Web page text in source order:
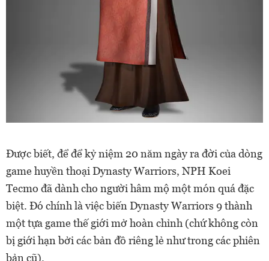
Được biết, để để kỷ niệm 20 năm ngày ra đời của dòng
game huyền thoại Dynasty Warriors, NPH Koei
Tecmo đã dành cho người hâm mộ một món quá đặc
biệt. Đó chính là việc biến Dynasty Warriors 9 thành
một tựa game thế giới mở hoàn chỉnh (chứ không còn
bị giới hạn bởi các bản đồ riêng lẻ như trong các phiên
bản cũ).